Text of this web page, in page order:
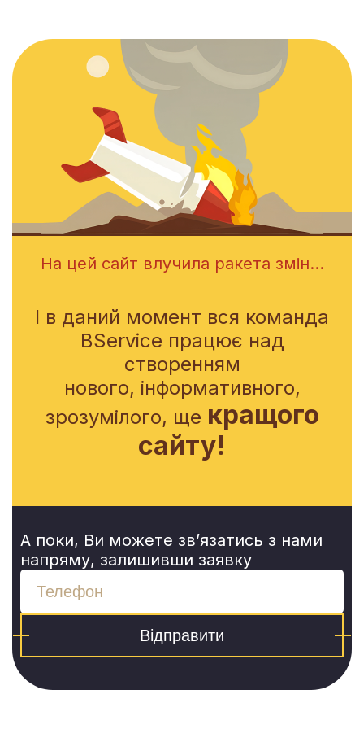
На цей сайт влучила ракета змін...
І в даний момент вся команда
BService працює над
створенням
нового, інформативного,
зрозумілого, ще кращого
сайту!
А поки, Ви можете зв’язатись з нами
напряму, залишивши заявку
Відправити